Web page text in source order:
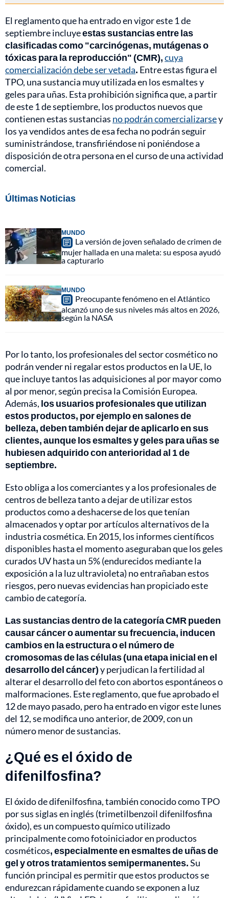
El reglamento que ha entrado en vigor este 1 de
septiembre incluyeestas sustancias entre las
clasificadas como "carcinógenas, mutágenas o
tóxicas para la reproducción" (CMR),cuya
comercialización debe ser vetada. Entre estas figura el
TPO, una sustancia muy utilizada en los esmaltes y
geles para uñas. Esta prohibición significa que, a partir
de este 1 de septiembre, los productos nuevos que
contienen estas sustancias no podrán comercializarsey
los ya vendidos antes de esa fecha no podrán seguir
suministrándose, transfiriéndose ni poniéndose a
disposición de otra persona en el curso de una actividad
comercial.
Últimas Noticias
MUNDO
La versión de joven señalado de crimen de
mujer hallada en una maleta: su esposa ayudó
a capturarlo
MUNDO
Preocupante fenómeno en el Atlántico
alcanzó uno de sus niveles más altos en 2026,
según la NASA
Por lo tanto, los profesionales del sector cosmético no
podrán vender ni regalar estos productos en la UE, lo
que incluye tantos las adquisiciones al por mayor como
al por menor, según precisa la Comisión Europea.
Además, los usuarios profesionales que utilizan
estos productos, por ejemplo en salones de
belleza, deben también dejar de aplicarlo en sus
clientes, aunque los esmaltes y geles para uñas se
hubiesen adquirido con anterioridad al 1 de
septiembre.
Esto obliga a los comerciantes y a los profesionales de
centros de belleza tanto a dejar de utilizar estos
productos como a deshacerse de los que tenían
almacenados y optar por artículos alternativos de la
industria cosmética. En 2015, los informes científicos
disponibles hasta el momento aseguraban que los geles
curados UV hasta un 5% (endurecidos mediante la
exposición a la luz ultravioleta) no entrañaban estos
riesgos, pero nuevas evidencias han propiciado este
cambio de categoría.
Las sustancias dentro de la categoría CMR pueden
causar cáncer o aumentar su frecuencia, inducen
cambios en la estructura o el número de
cromosomas de las células (una etapa inicial en el
desarrollo del cáncer)y perjudican la fertilidad al
alterar el desarrollo del feto con abortos espontáneos o
malformaciones. Este reglamento, que fue aprobado el
12 de mayo pasado, pero ha entrado en vigor este lunes
del 12, se modifica uno anterior, de 2009, con un
número menor de sustancias.
¿Qué es el óxido de
difenilfosfina?
El óxido de difenilfosfina, también conocido como TPO
por sus siglas en inglés (trimetilbenzoil difenilfosfina
óxido), es un compuesto químico utilizado
principalmente como fotoiniciador en productos
cosméticos, especialmente en esmaltes de uñas de
gel y otros tratamientos semipermanentes.Su
función principal es permitir que estos productos se
endurezcan rápidamente cuando se exponen a luz